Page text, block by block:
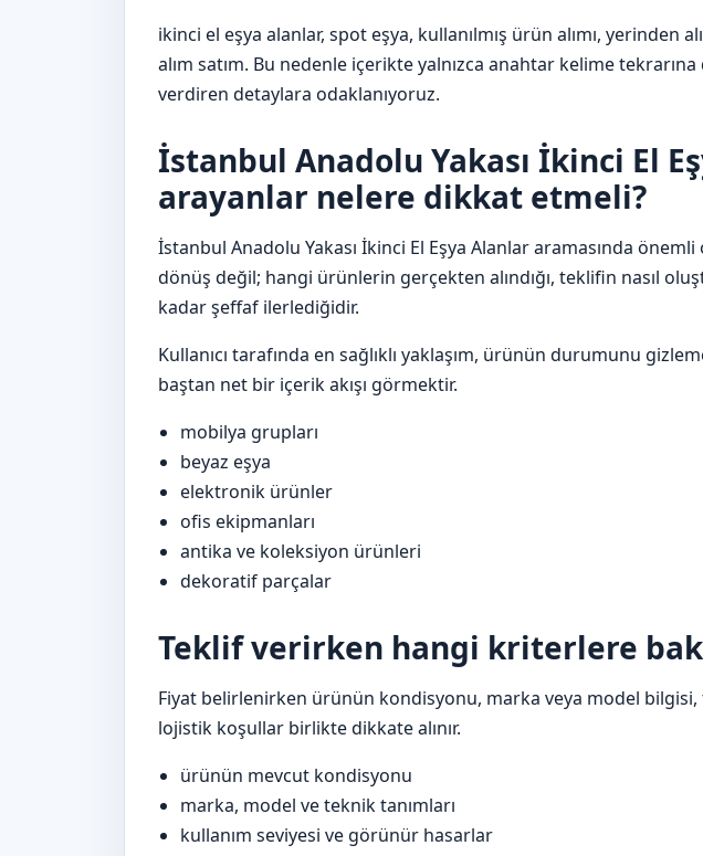
ikinci el eşya alanlar, spot eşya, kullanılmış ürün alımı, yerinden
alım satım. Bu nedenle içerikte yalnızca anahtar kelime
verdiren detaylara odaklanıyoruz.
İstanbul Anadolu Yakası İkinci El
arayanlar nelere dikkat etmeli?
İstanbul Anadolu Yakası İkinci El Eşya Alanlar aramasında önemli
dönüş değil; hangi ürünlerin gerçekten alındığı, teklifin nasıl
kadar şeffaf ilerlediğidir.
Kullanıcı tarafında en sağlıklı yaklaşım, ürünün durumunu
baştan net bir içerik akışı görmektir.
mobilya grupları
beyaz eşya
elektronik ürünler
ofis ekipmanları
antika ve koleksiyon ürünleri
dekoratif parçalar
Teklif verirken hangi kriterlere
Fiyat belirlenirken ürünün kondisyonu, marka veya model
lojistik koşullar birlikte dikkate alınır.
ürünün mevcut kondisyonu
marka, model ve teknik tanımları
kullanım seviyesi ve görünür hasarlar